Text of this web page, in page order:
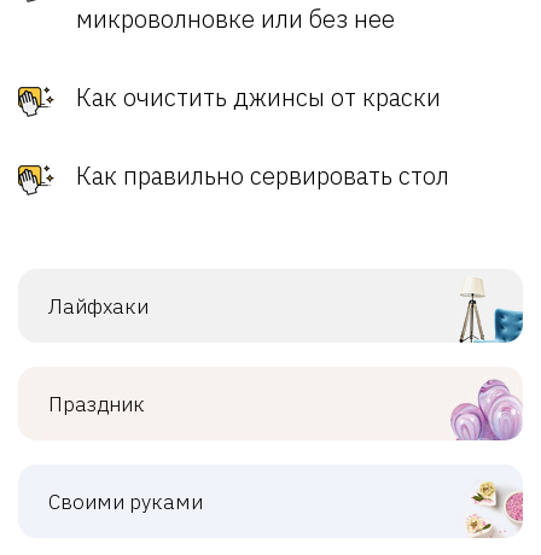
микроволновке или без нее
Как очистить джинсы от краски
Как правильно сервировать стол
Лайфхаки
Праздник
Своими руками